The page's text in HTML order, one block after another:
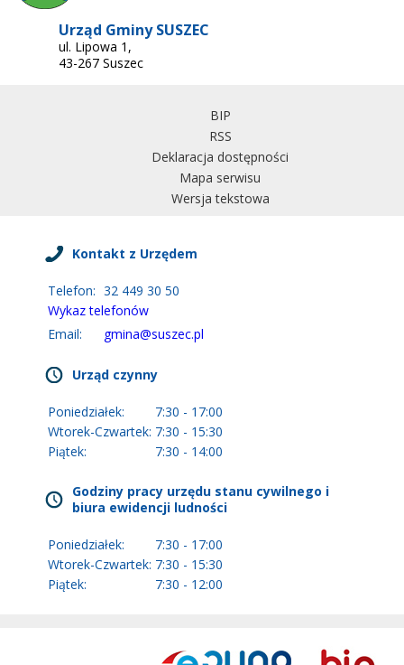
Urząd Gminy SUSZEC
ul. Lipowa 1,
43-267 Suszec
BIP
RSS
Deklaracja dostępności
Mapa serwisu
Wersja tekstowa
Kontakt z Urzędem
Telefon: 32 449 30 50
Wykaz telefonów
Email:
gmina@suszec.pl
Urząd czynny
Poniedziałek:
7:30 - 17:00
Wtorek-Czwartek: 7:30 - 15:30
Piątek:
7:30 - 14:00
Godziny pracy urzędu stanu cywilnego i
biura ewidencji ludności
Poniedziałek:
7:30 - 17:00
Wtorek-Czwartek: 7:30 - 15:30
Piątek:
7:30 - 12:00